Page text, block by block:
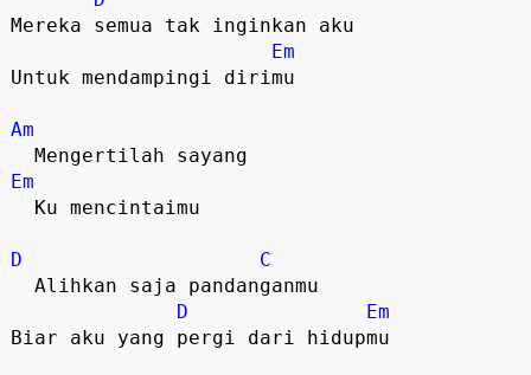
Mereka semua tak inginkan aku
Em
Untuk mendampingi dirimu
Am
Em
D
C
D
Em
Biar aku yang pergi dari hidupmu